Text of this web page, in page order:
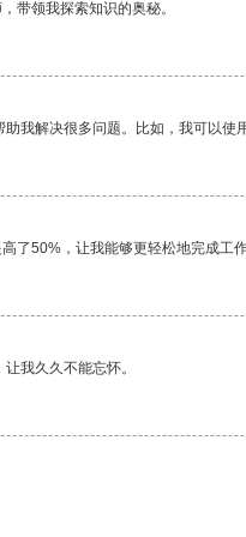
带领我探索知识的奥秘。
我解决很多问题。比如，我可以使
了50%，让我能够更轻松地完成工
我久久不能忘怀。